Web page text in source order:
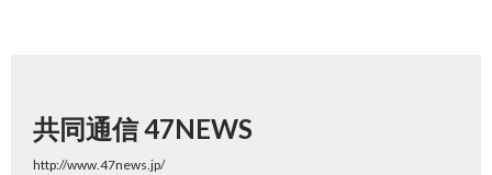
共同通信 47NEWS
http://www.47news.jp/